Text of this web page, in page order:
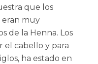
que los
muy
de la Henna. Los
el cabello y para
ha estado en